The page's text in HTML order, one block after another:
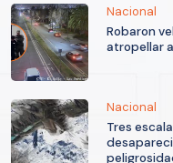
Nacional
Robaron
atropellar
Nacional
Tres